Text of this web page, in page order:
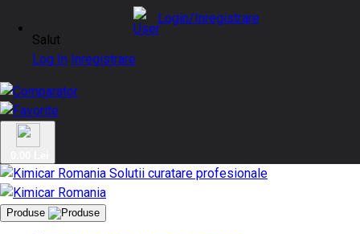
Login/Inregistrare
Salut
Log In Inregistrare
Produse